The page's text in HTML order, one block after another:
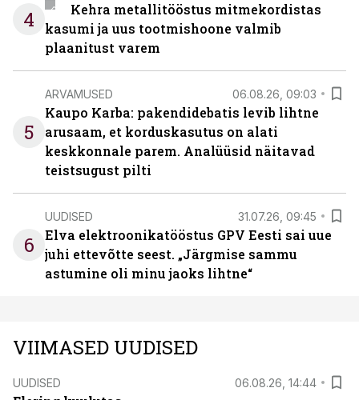
4
Kehra metallitööstus mitmekordistas
kasumi ja uus tootmishoone valmib
plaanitust varem
5
ARVAMUSED 06.08.26, 09:03
Kaupo Karba: pakendidebatis levib lihtne
arusaam, et korduskasutus on alati
keskkonnale parem. Analüüsid näitavad
teistsugust pilti
6
UUDISED 31.07.26, 09:45
Elva elektroonikatööstus GPV Eesti sai uue
juhi ettevõtte seest. „Järgmise sammu
astumine oli minu jaoks lihtne“
VIIMASED UUDISED
UUDISED 06.08.26, 14:44